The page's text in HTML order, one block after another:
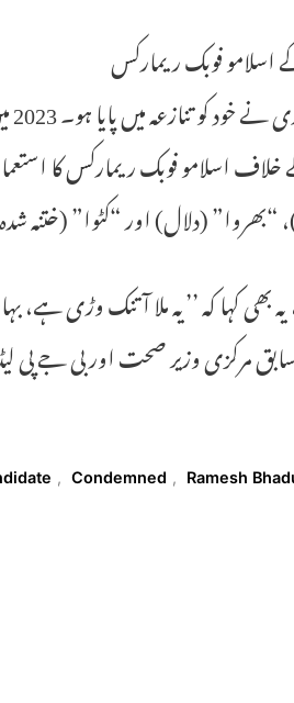
فوبک ریمارکس
اسلامو فوبک ریمارکس کا
(دلال) اور “کٹوا” (ختنہ
کہا کہ ’’یہ ملا آتنک وڑی ہے،
مرکزی وزیر صحت اور بی جے پی
, Condemned , Ramesh